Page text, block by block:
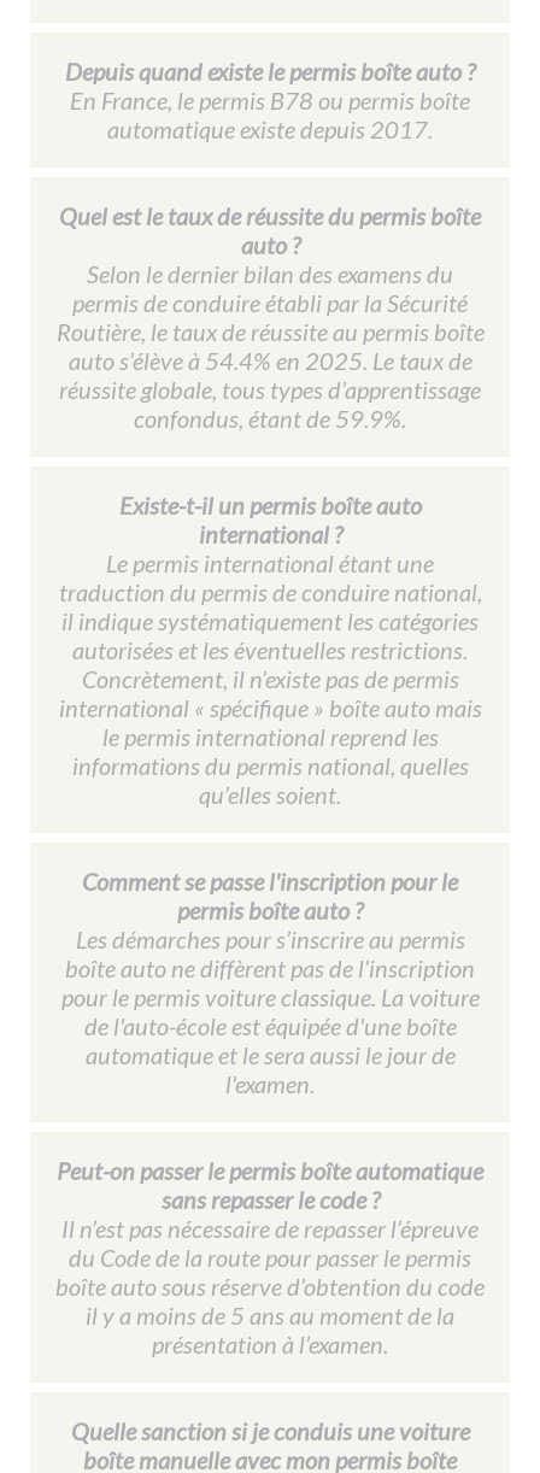
Depuis quand existe le permis boîte auto ?
En France, le permis B78 ou permis boîte
automatique existe depuis 2017.
Quel est le taux de réussite du permis boîte
auto ?
Selon le dernier bilan des examens du
permis de conduire établi par la Sécurité
Routière, le taux de réussite au permis boîte
auto s’élève à 54.4% en 2025. Le taux de
réussite globale, tous types d’apprentissage
confondus, étant de 59.9%.
Existe-t-il un permis boîte auto
international ?
Le permis international étant une
traduction du permis de conduire national,
il indique systématiquement les catégories
autorisées et les éventuelles restrictions.
Concrètement, il n’existe pas de permis
international « spécifique » boîte auto mais
le permis international reprend les
informations du permis national, quelles
qu’elles soient.
Comment se passe l'inscription pour le
permis boîte auto ?
Les démarches pour s’inscrire au permis
boîte auto ne diffèrent pas de l’inscription
pour le permis voiture classique. La voiture
de l'auto-école est équipée d'une boîte
automatique et le sera aussi le jour de
l'examen.
Peut-on passer le permis boîte automatique
sans repasser le code ?
Il n’est pas nécessaire de repasser l’épreuve
du Code de la route pour passer le permis
boîte auto sous réserve d’obtention du code
il y a moins de 5 ans au moment de la
présentation à l’examen.
Quelle sanction si je conduis une voiture
boîte manuelle avec mon permis boîte